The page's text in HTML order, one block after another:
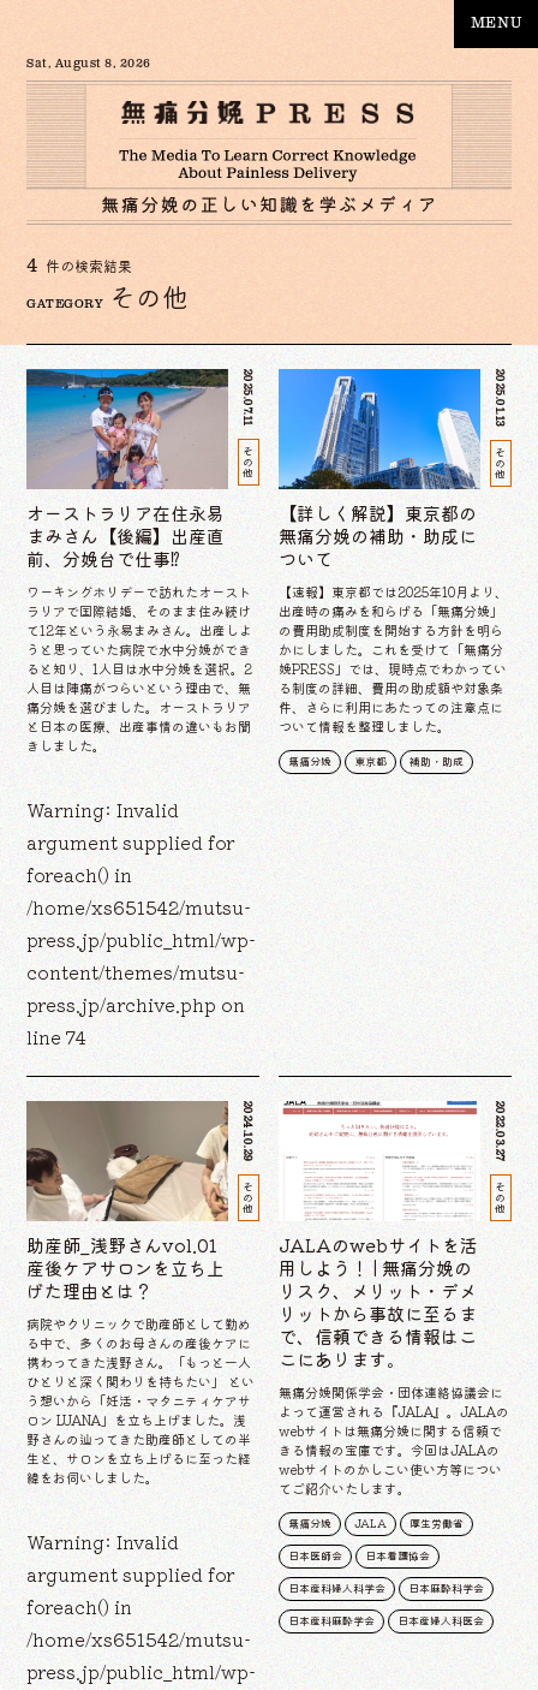
MENU
Sat, August 8, 2026
4 件の検索結果
GATEGORY その他
2025.07.11
その他
オーストラリア在住永易
まみさん【後編】出産直
前、分娩台で仕事⁉
ワーキングホリデーで訪れたオースト
ラリアで国際結婚、そのまま住み続け
て12年という永易まみさん。出産しよ
うと思っていた病院で水中分娩ができ
ると知り、1人目は水中分娩を選択。2
人目は陣痛がつらいという理由で、無
痛分娩を選びました。オーストラリア
と日本の医療、出産事情の違いもお聞
きしました。
Warning: Invalid
argument supplied for
foreach() in
/home/xs651542/mutsu-
press.jp/public_html/wp-
content/themes/mutsu-
press.jp/archive.phpon
line74
2025.01.13
その他
【詳しく解説】東京都の
無痛分娩の補助・助成に
ついて
【速報】東京都では2025年10月より、
出産時の痛みを和らげる「無痛分娩」
の費用助成制度を開始する方針を明ら
かにしました。これを受けて「無痛分
娩PRESS」では、現時点でわかってい
る制度の詳細、費用の助成額や対象条
件、さらに利用にあたっての注意点に
ついて情報を整理しました。
無痛分娩 東京都 補助・助成
2024.10.29
その他
助産師_浅野さんvol.01
産後ケアサロンを立ち上
げた理由とは？
病院やクリニックで助産師として勤め
る中で、多くのお母さんの産後ケアに
携わってきた浅野さん。「もっと一人
ひとりと深く関わりを持ちたい」 とい
う想いから「妊活・マタニティケアサ
ロン LUANA」を立ち上げました。浅
野さんの辿ってきた助産師としての半
生と、サロンを立ち上げるに至った経
緯をお伺いしました。
Warning: Invalid
argument supplied for
foreach() in
/home/xs651542/mutsu-
press.jp/public_html/wp-
2022.03.27
その他
JALAのwebサイトを活
用しよう！ | 無痛分娩の
リスク、メリット・デメ
リットから事故に至るま
で、信頼できる情報はこ
こにあります。
無痛分娩関係学会・団体連絡協議会に
よって運営される『JALA』。JALAの
webサイトは無痛分娩に関する信頼で
きる情報の宝庫です。今回はJALAの
webサイトのかしこい使い方等につい
てご紹介いたします。
無痛分娩 JALA 厚生労働省
日本医師会 日本看護協会
日本産科婦人科学会 日本麻酔科学会
日本産科麻酔学会 日本産婦人科医会